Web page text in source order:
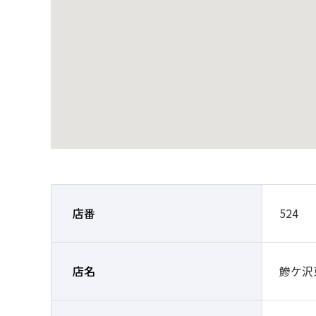
店番 524
店名 鰺ケ